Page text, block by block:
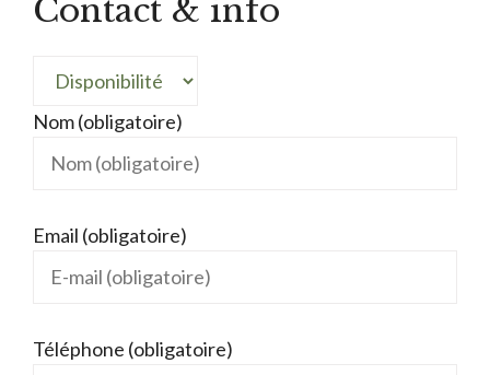
Contact & info
Nom (obligatoire)
Email (obligatoire)
Téléphone (obligatoire)